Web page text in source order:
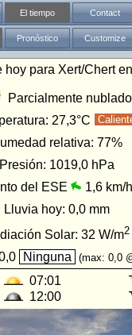
El tiempo Contact
Pronóstico Customize
hoy para Xert/Chert
Parcialmente nublado
27,3°C
relativa: 77%
Presión: 1019,0 hPa
del ESE
1,6 km/h
Lluvia hoy: 0,0 mm
Solar: 32 W/m2
Ninguna (max: 0,0
07:01
12:00